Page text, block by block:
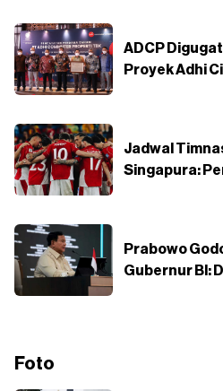
ADCP
Proyek Adhi
Jadwal
Singapura:
Prabowo
Gubernur BI:
Foto